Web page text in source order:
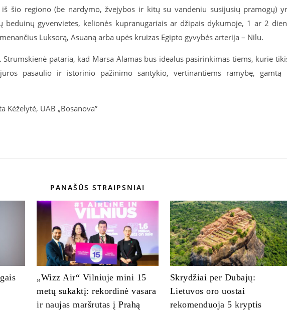
iš šio regiono (be nardymo, žvejybos ir kitų su vandeniu susijusių pramogų)
beduinų gyvenvietes, kelionės kupranugariais ar džipais dykumoje, 1 ar 2
Luksorą, Asuaną arba upės kruizas Egipto gyvybės arterija – Nilu.
Strumskienė pataria, kad Marsa Alamas bus idealus pasirinkimas tiems, kurie
pasaulio ir istorinio pažinimo santykio, vertinantiems ramybę, gamtą
Kėželytė, UAB „Bosanova”
PANAŠŪS STRAIPSNIAI
„Wizz Air“ Vilniuje mini 15
metų sukaktį: rekordinė vasara
ir naujas maršrutas į Prahą
Skrydžiai per Dubajų:
Lietuvos oro uostai
rekomenduoja 5 kryptis